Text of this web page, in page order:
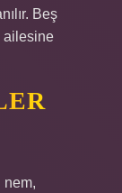
Beş
ailesine
nem,